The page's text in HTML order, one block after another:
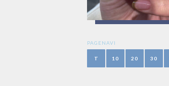
PAGENAVI
T 10 20 30